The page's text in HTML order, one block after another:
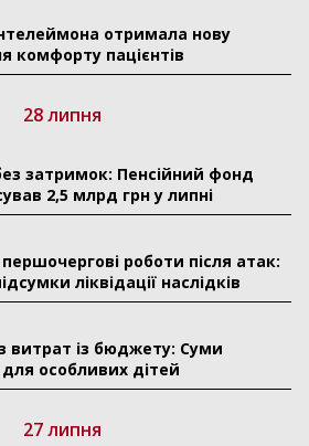
отримала нову
комфорту пацієнтів
28 липня
затримок: Пенсійний фонд
2,5 млрд грн у липні
роботи після атак:
ліквідації наслідків
витрат із бюджету: Суми
особливих дітей
27 липня